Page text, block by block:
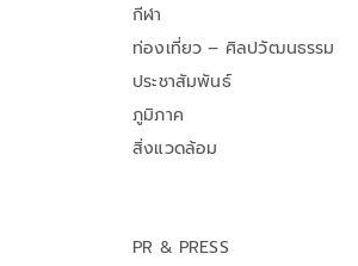
กีฬา
ท่องเที่ยว – ศิลปวัฒนธรรม
ประชาสัมพันธ์
ภูมิภาค
สิ่งแวดล้อม
PR & PRESS